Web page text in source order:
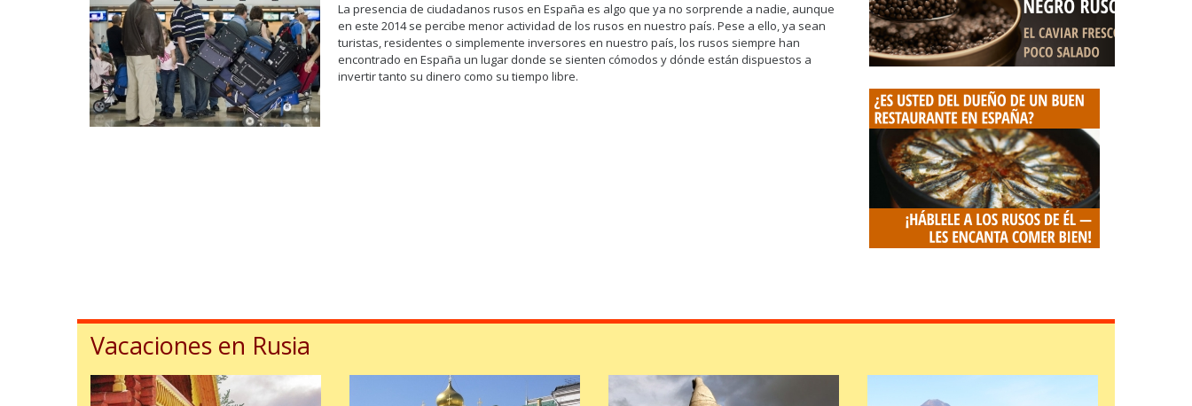
La presencia de ciudadanos rusos en España es algo que ya no sorprende a nadie, aunque
en este 2014 se percibe menor actividad de los rusos en nuestro país. Pese a ello, ya sean
turistas, residentes o simplemente inversores en nuestro país, los rusos siempre han
encontrado en España un lugar donde se sienten cómodos y dónde están dispuestos a
invertir tanto su dinero como su tiempo libre.
Vacaciones en Rusia